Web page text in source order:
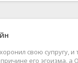
2006
2005
свою супругу,
его эгоизма,